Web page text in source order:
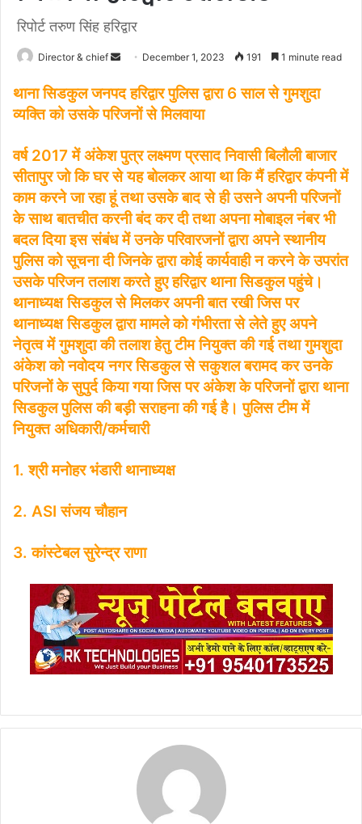
रिपोर्ट तरुण सिंह हरिद्वार
Director & chief
Send
email
December 1, 2023 191 1 minute read
थाना सिडकुल जनपद हरिद्वार पुलिस द्वारा 6 साल से गुमशुदा
व्यक्ति को उसके परिजनों से मिलवाया
वर्ष 2017 में अंकेश पुत्र लक्ष्मण प्रसाद निवासी बिलौली बाजार
सीतापुर जो कि घर से यह बोलकर आया था कि मैं हरिद्वार कंपनी में
काम करने जा रहा हूं तथा उसके बाद से ही उसने अपनी परिजनों
के साथ बातचीत करनी बंद कर दी तथा अपना मोबाइल नंबर भी
बदल दिया इस संबंध में उनके परिवारजनों द्वारा अपने स्थानीय
पुलिस को सूचना दी जिनके द्वारा कोई कार्यवाही न करने के उपरांत
उसके परिजन तलाश करते हुए हरिद्वार थाना सिडकुल पहुंचे।
थानाध्यक्ष सिडकुल से मिलकर अपनी बात रखी जिस पर
थानाध्यक्ष सिडकुल द्वारा मामले को गंभीरता से लेते हुए अपने
नेतृत्व में गुमशुदा की तलाश हेतु टीम नियुक्त की गई तथा गुमशुदा
अंकेश को नवोदय नगर सिडकुल से सकुशल बरामद कर उनके
परिजनों के सुपुर्द किया गया जिस पर अंकेश के परिजनों द्वारा थाना
सिडकुल पुलिस की बड़ी सराहना की गई है। पुलिस टीम में
नियुक्त अधिकारी/कर्मचारी
1. श्री मनोहर भंडारी थानाध्यक्ष
2. ASI संजय चौहान
3. कांस्टेबल सुरेन्द्र राणा